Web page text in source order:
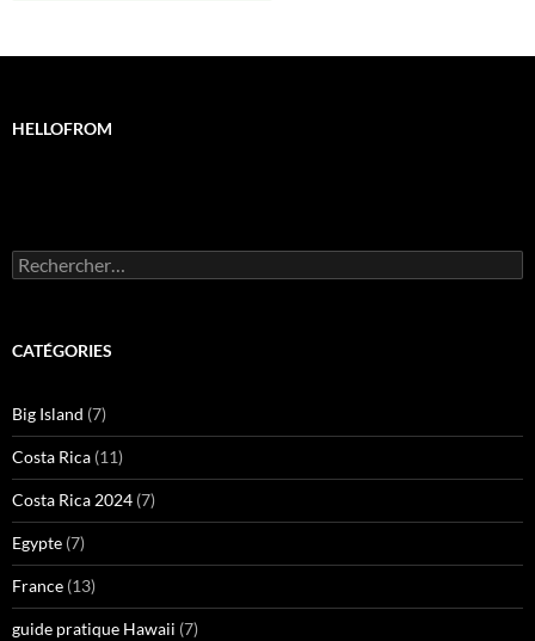
HELLOFROM
Rechercher :
CATÉGORIES
Big Island (7)
Costa Rica (11)
Costa Rica 2024 (7)
Egypte (7)
France (13)
guide pratique Hawaii (7)